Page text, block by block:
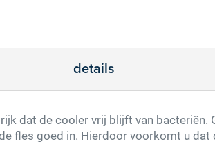
karakters die je in de afbeelding ziet
details
dat de cooler vrij blijft van
fles goed in. Hierdoor voorkomt u